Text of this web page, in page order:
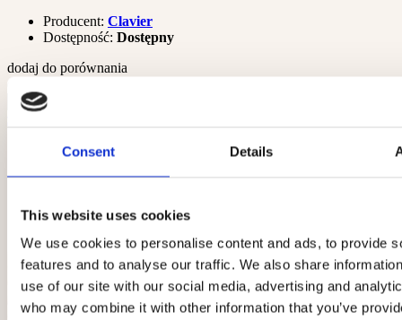
Consent Details
This website uses cookies
We use cookies to personalise content and ads, to provide
features and to analyse our traffic. We also share
use of our site with our social media, advertising and
who may combine it with other information that you’ve
Producent: Clavier
Dostępność: Dostępny
dodaj do porównania